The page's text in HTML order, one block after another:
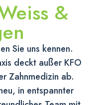
auf
&
Sie uns kennen.
deckt außer KFO
Zahnmedizin ab.
in entspannter